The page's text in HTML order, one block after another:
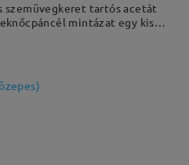
tartós acetát
mintázat egy kis
Élvezze a retro stílusú,
hírszoba hangulatában, és
sziluetteket.
)